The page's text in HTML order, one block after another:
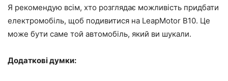
Я рекомендую всім, хто розглядає можливість придбати
електромобіль, щоб подивитися на LeapMotor B10. Це
може бути саме той автомобіль, який ви шукали.
Додаткові думки: